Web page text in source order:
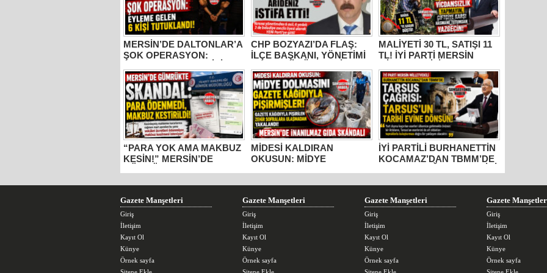
MERSİN’DE DALTONLAR’A
ŞOK OPERASYON:
EYLEME GELEN 6 KİŞİ
TUTUKLANDI!
CHP BOZYAZI’DA FLAŞ:
İLÇE BAŞKANI, YÖNETİMİ
VE MECLİS ÜYELERİ
PARTİDEN AYRILDI, YENİ
PARTİ’YE GİTTİ!
MALİYETİ 30 TL, SATIŞI 11
TL! İYİ PARTİ MERSİN
MİLLETVEKİLİ
BURHANETTİN
KOCAMAZ’DAN İKTİDARA
“ÜZÜM” TEPKİSİ: “BU
KADAR VİCDANSIZLIK
YAPMAYIN!”
“PARA YOK AMA MAKBUZ
KESİN!” MERSİN’DE
GÜMRÜKTE SKANDAL
YAZIŞMALAR!
MİDESİ KALDIRAN
OKUSUN: MİDYE
KÂĞIDIYLA PİŞİRMİŞLER!
MERSİN’DE İNANILMAZ
İYİ PARTİLİ BURHANETTİN
KOCAMAZ’DAN TBMM’DE
TARSUS ÇAĞRISI: “TARİHİ
ESERLER AİT OLDUĞU
TOPRAKLARA DÖNMELİ!”
Gazete Manşetleri
Giriş
İletişim
Kayıt Ol
Künye
Örnek sayfa
Gazete Manşetleri
Giriş
İletişim
Kayıt Ol
Künye
Örnek sayfa
Gazete Manşetleri
Giriş
İletişim
Kayıt Ol
Künye
Örnek sayfa
Gazete
Giriş
İletişim
Kayıt Ol
Künye
Örnek sayfa